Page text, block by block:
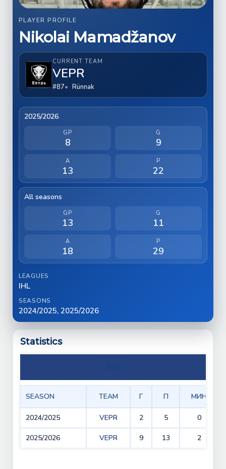
PLAYER PROFILE
Nikolai Mamadžanov
CURRENT TEAM
VEPR
#87 Rünnak
2025/2026
GP
8
G
9
A
13
P
22
All seasons
GP
13
G
11
A
18
P
29
LEAGUES
IHL
SEASONS
2024/2025, 2025/2026
Statistics
SEASON TEAM Г П МИН
2024/2025 VEPR 2 5 0
2025/2026 VEPR 9 13 2